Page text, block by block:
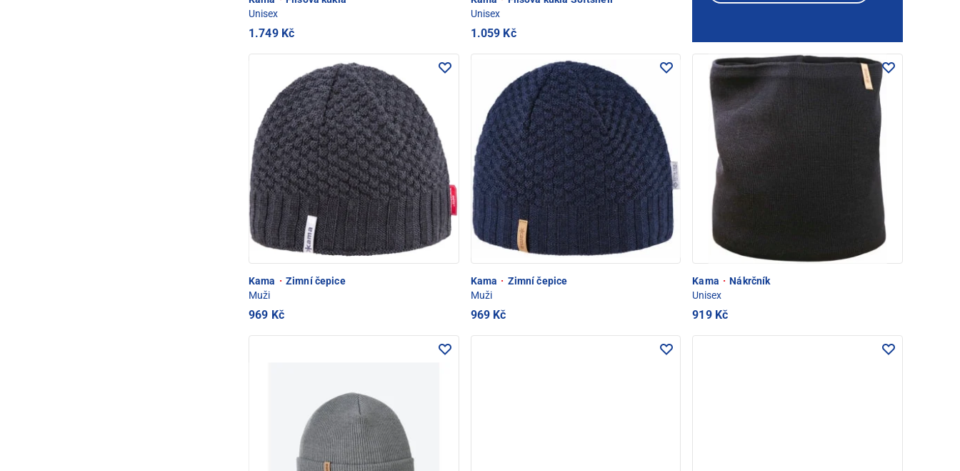
Unisex
1.749 Kč
Unisex
1.059 Kč
Kama · Zimní čepice
Muži
969 Kč
Kama · Zimní čepice
Muži
969 Kč
Kama · Nákrčník
Unisex
919 Kč